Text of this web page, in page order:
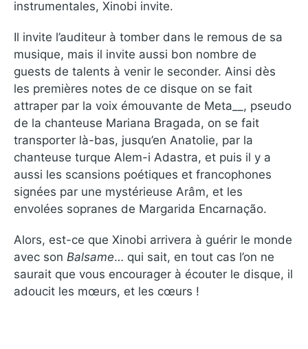
instrumentales, Xinobi invite.
Il invite l’auditeur à tomber dans le remous de sa
musique, mais il invite aussi bon nombre de
guests de talents à venir le seconder. Ainsi dès
les premières notes de ce disque on se fait
attraper par la voix émouvante de Meta__, pseudo
de la chanteuse Mariana Bragada, on se fait
transporter là-bas, jusqu’en Anatolie, par la
chanteuse turque Alem-i Adastra, et puis il y a
aussi les scansions poétiques et francophones
signées par une mystérieuse Arâm, et les
envolées sopranes de Margarida Encarnação.
Alors, est-ce que Xinobi arrivera à guérir le monde
avec son Balsame… qui sait, en tout cas l’on ne
saurait que vous encourager à écouter le disque, il
adoucit les mœurs, et les cœurs !